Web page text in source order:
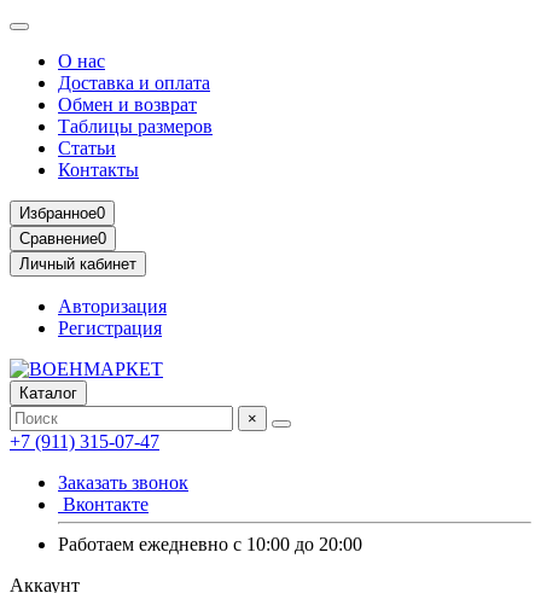
О нас
Доставка и оплата
Обмен и возврат
Таблицы размеров
Статьи
Контакты
Избранное0
Сравнение0
Личный кабинет
Авторизация
Регистрация
Каталог
×
+7 (911) 315-07-47
Заказать звонок
Вконтакте
Работаем ежедневно с 10:00 до 20:00
Аккаунт